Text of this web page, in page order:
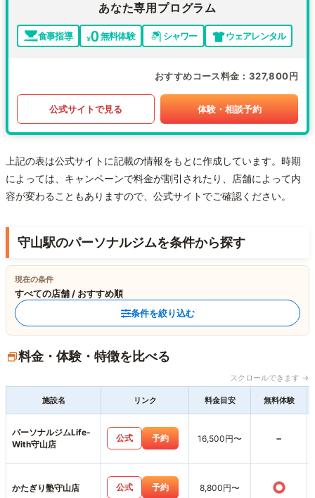
あなた専用プログラム
食事指導 無料体験 シャワー ウェアレンタル
おすすめコース料金 327,800円
公式サイトで見る 体験・相談予約
上記の表は公式サイトに記載の情報をもとに作成しています。時期
によっては、キャンペーンで料金が割引されたり、店舗によって内
容が変わることもありますので、公式サイトでご確認ください。
守山駅のパーソナルジムを条件から探す
現在の条件
すべての店舗 / おすすめ順
条件を絞り込む
料金・体験・特徴を比べる
スクロールできます →
施設名 リンク 料金目安 無料体験
パーソナルジムLife-
With守山店
公式 予約 16,500円〜 -
かたぎり塾守山店 公式 予約 8,800円〜 ○